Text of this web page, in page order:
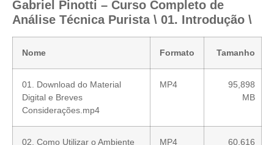
Gabriel Pinotti – Curso Completo de
Análise Técnica Purista \ 01. Introdução \
Nome Formato Tamanho
01. Download do Material
Digital e Breves
Considerações.mp4
MP4
95,898
MB
02. Como Utilizar o Ambiente
MP4
60,616